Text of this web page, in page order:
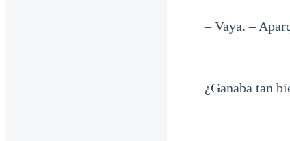
– Vaya. –
¿Ganaba tan